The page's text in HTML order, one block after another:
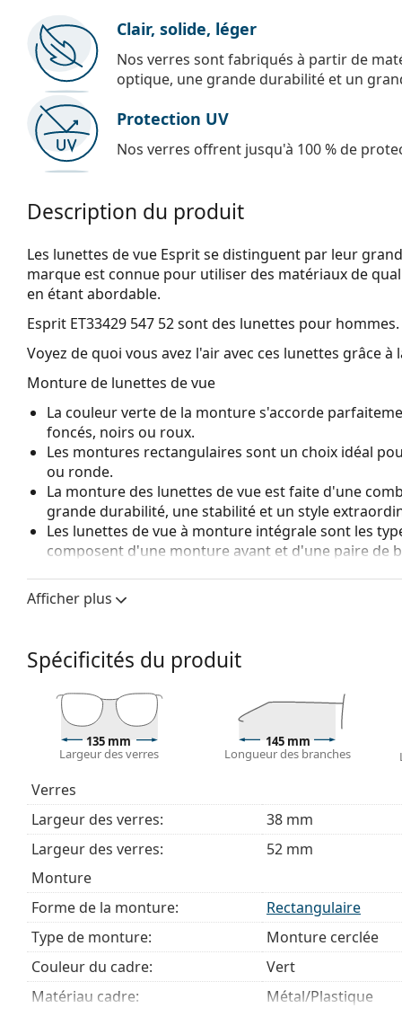
Clair, solide, léger
Nos verres sont fabriqués à partir de
optique, une grande durabilité et un
Protection UV
Nos verres offrent jusqu'à 100 % de
Description du produit
Les lunettes de vue Esprit se distinguent par leur
marque est connue pour utiliser des matériaux de
en étant abordable.
Esprit ET33429 547 52sont des lunettes pour hommes.
Voyez de quoi vous avez l'air avec ces lunettes grâce
Monture de lunettes de vue
La couleur verte de la monture s'accorde
foncés, noirs ou roux.
Les montures rectangulaires sont un choix idéal
ou ronde.
La monture des lunettes de vue est faite d'une
grande durabilité, une stabilité et un style
Les lunettes de vue à monture intégrale sont les
composent d'une monture avant et d'une paire de
fait qu'elles enferment entièrement le verre, et
de monture convient à tous les verres, y compris
Nous livrons les lunettes dans leur étui d'origine. La
Le chiffon fourni est idéal pour le nettoyage et
livrés avec un sac en tissu au lieu d'un chiffon.
Explorez la gamme complète delunettes de vue pour
des lunettessi vous avez besoin d'aide pour choisir.
Ceci est un dispositif médical. Lisez le mode d'emploi
Afficher plus
Spécificités du produit
135 mm
Largeur des verres
145 mm
Longueur des branches
Verres
Largeur des verres:
38 mm
Largeur des verres:
52 mm
Monture
Forme de la monture:
Rectangulaire
Type de monture:
Monture cerclée
Couleur du cadre:
Vert
Matériau cadre:
Métal/Plastique